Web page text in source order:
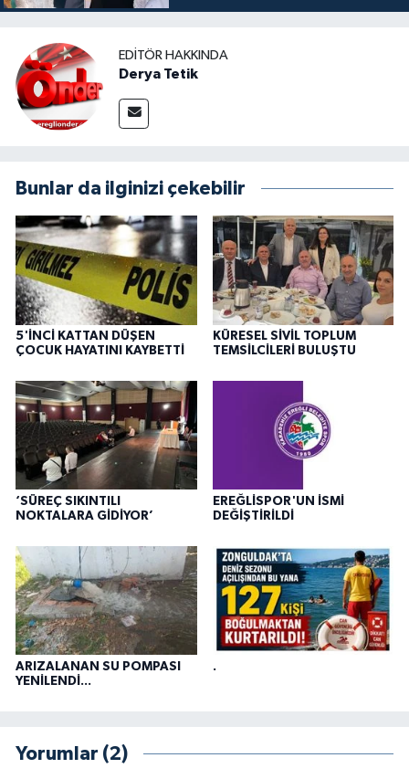
EDITÖR HAKKINDA
Derya Tetik
Bunlar da ilginizi çekebilir
5'İNCİ KATTAN DÜŞEN
ÇOCUK HAYATINI KAYBETTİ
KÜRESEL SİVİL TOPLUM
TEMSİLCİLERİ BULUŞTU
‘SÜREÇ SIKINTILI
NOKTALARA GİDİYOR’
EREĞLİSPOR'UN İSMİ
DEĞİŞTİRİLDİ
ARIZALANAN SU POMPASI
YENİLENDİ...
.
Yorumlar (2)